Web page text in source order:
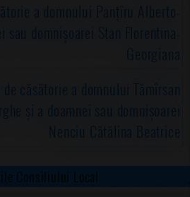
a domnului Panțîru Alberto-
sau domnișoarei Stan Florentina-
Georgiana
căsătorie a domnului Tămîrsan
și a doamnei sau domnișoarei
Nenciu Cătălina Beatrice
Consiliului Local